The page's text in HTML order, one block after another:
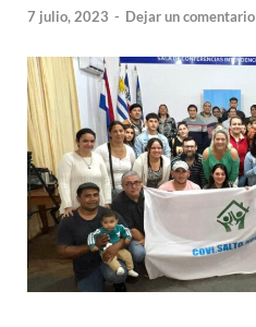
7 julio, 2023 - Dejar un comentario